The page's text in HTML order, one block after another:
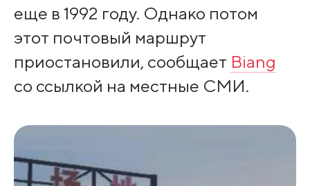
еще в 1992 году. Однако потом
этот почтовый маршрут
приостановили, сообщает Biang
со ссылкой на местные СМИ.